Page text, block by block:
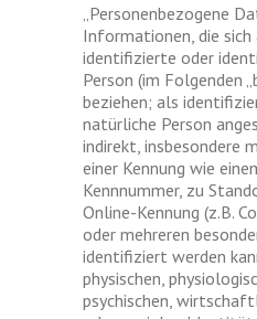
„Personenbezogene
Informationen, die sich
identifizierte oder
Person (im Folgenden
beziehen; als
natürliche Person
indirekt, insbesondere
einer Kennung wie
Kennnummer, zu
Online-Kennung (z.B.
oder mehreren
identifiziert werden
physischen,
psychischen,